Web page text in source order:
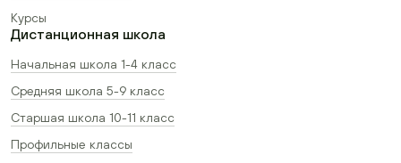
Курсы
Дистанционная школа
Начальная школа 1-4 класс
Средняя школа 5-9 класс
Старшая школа 10-11 класс
Профильные классы